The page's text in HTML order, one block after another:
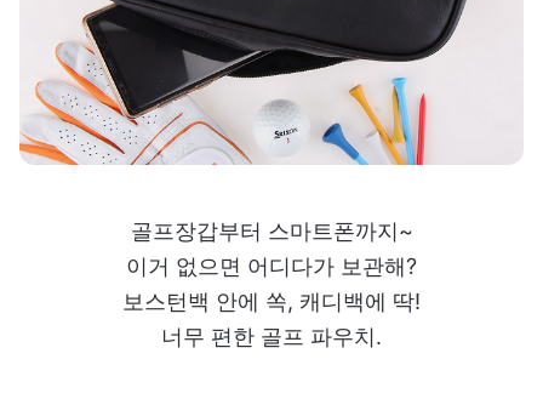
골프장갑부터 스마트폰까지~
이거 없으면 어디다가 보관해?
보스턴백 안에 쏙, 캐디백에 딱!
너무 편한 골프 파우치.